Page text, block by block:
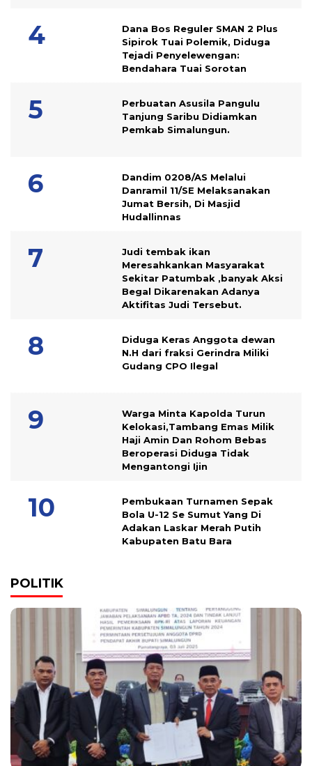
Dana Bos Reguler SMAN 2 Plus
Sipirok Tuai Polemik, Diduga
Tejadi Penyelewengan:
Bendahara Tuai Sorotan
Perbuatan Asusila Pangulu
Tanjung Saribu Didiamkan
Pemkab Simalungun.
Dandim 0208/AS Melalui
Danramil 11/SE Melaksanakan
Jumat Bersih, Di Masjid
Hudallinnas
Judi tembak ikan
Meresahkankan Masyarakat
Sekitar Patumbak ,banyak Aksi
Begal Dikarenakan Adanya
Aktifitas Judi Tersebut.
Diduga Keras Anggota dewan
N.H dari fraksi Gerindra Miliki
Gudang CPO Ilegal
Warga Minta Kapolda Turun
Kelokasi,Tambang Emas Milik
Haji Amin Dan Rohom Bebas
Beroperasi Diduga Tidak
Mengantongi Ijin
Pembukaan Turnamen Sepak
Bola U-12 Se Sumut Yang Di
Adakan Laskar Merah Putih
Kabupaten Batu Bara
POLITIK